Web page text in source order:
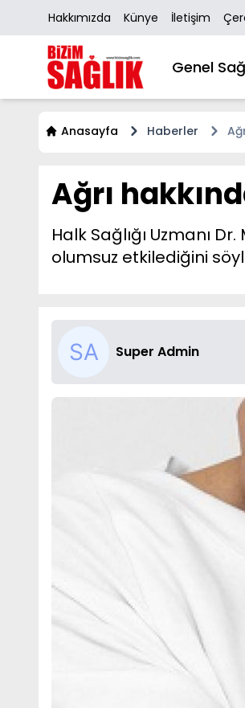
Hakkımızda Künye İletişim
Genel
Anasayfa Haberler
Ağrı
Halk Sağlığı Uzmanı
olumsuz etkilediğini
Super Admin